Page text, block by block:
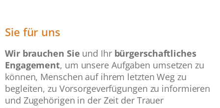
Sie für uns
Wir brauchen Sie und Ihr bürgerschaftliches
Engagement, um unsere Aufgaben umsetzen zu
können, Menschen auf ihrem letzten Weg zu
begleiten, zu Vorsorgeverfügungen zu informieren
und Zugehörigen in der Zeit der Trauer